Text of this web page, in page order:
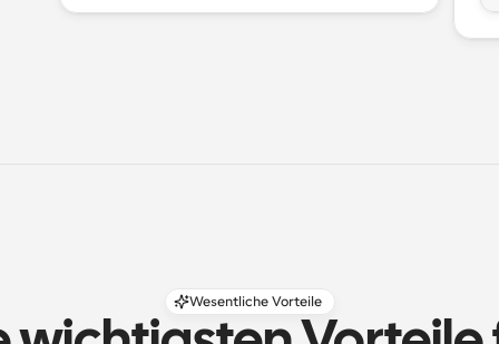
Wesentliche Vorteile